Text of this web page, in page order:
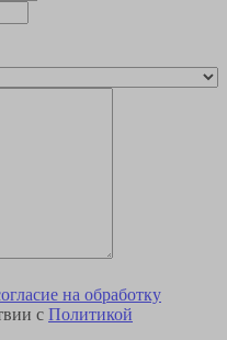
на обработку
с Политикой